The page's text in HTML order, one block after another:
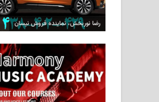
رضا نوربخش، نماینده فروش نیسان